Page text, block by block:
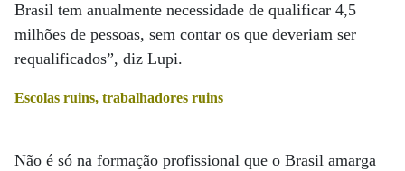
Brasil tem anualmente necessidade de qualificar 4,5
milhões de pessoas, sem contar os que deveriam ser
requalificados”, diz Lupi.
Escolas ruins, trabalhadores ruins
Não é só na formação profissional que o Brasil amarga